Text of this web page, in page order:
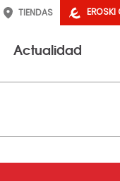
EROSKI
TIENDAS
Actualidad